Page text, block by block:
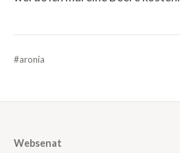
#aronia
Websenat